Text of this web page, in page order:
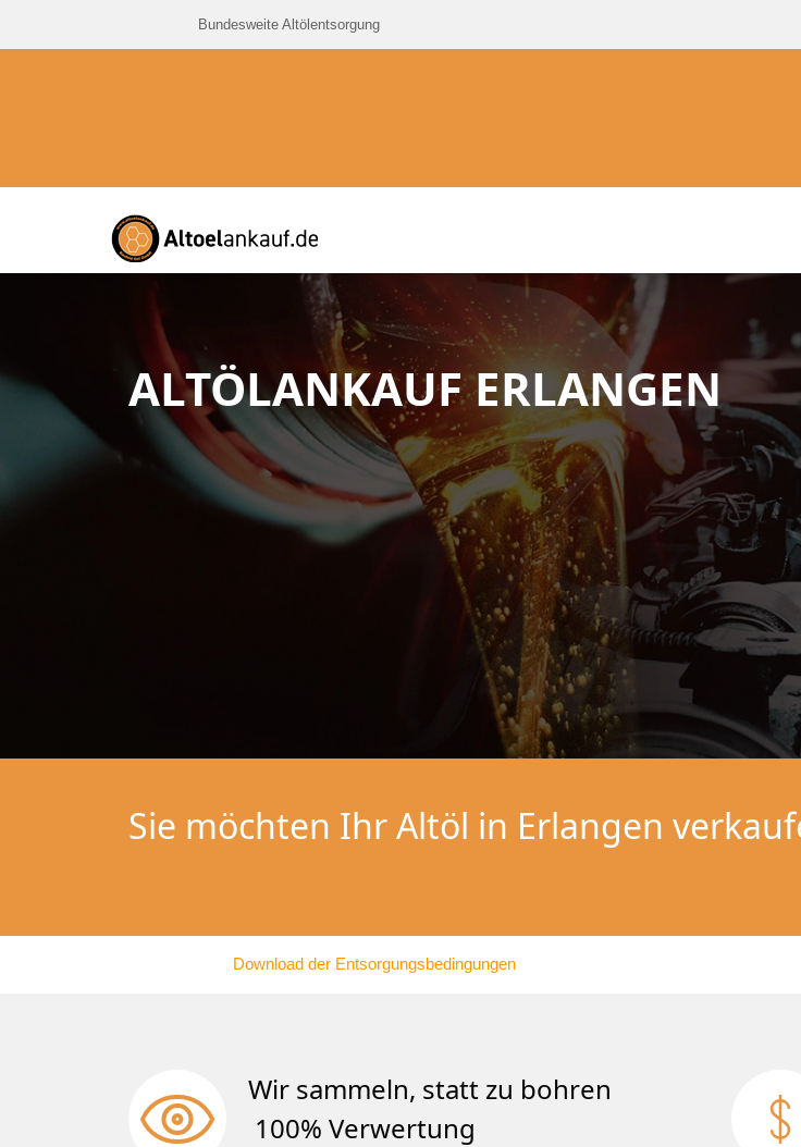
Bundesweite Altölentsorgung
ALTÖLANKAUF ERLANGEN
Sie möchten Ihr Altöl in Erlangen
Download der Entsorgungsbedingungen
Wir sammeln, statt zu bohren
100% Verwertung